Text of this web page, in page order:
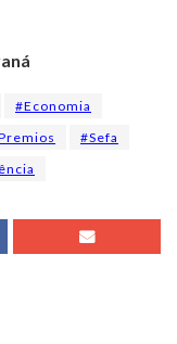
#Economia
#Sefa